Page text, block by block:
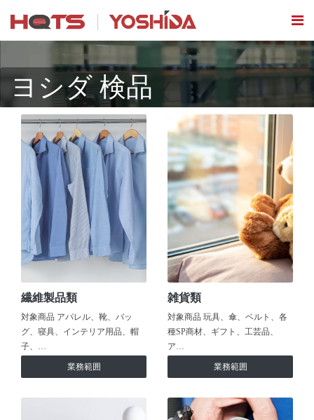
ヨシダ 検品
繊維製品類
対象商品 アパレル、靴、バッ
グ、寝具、インテリア用品、帽
子、…
業務範囲
雑貨類
対象商品 玩具、傘、ベルト、各
種SP商材、ギフト、工芸品、
ア…
業務範囲